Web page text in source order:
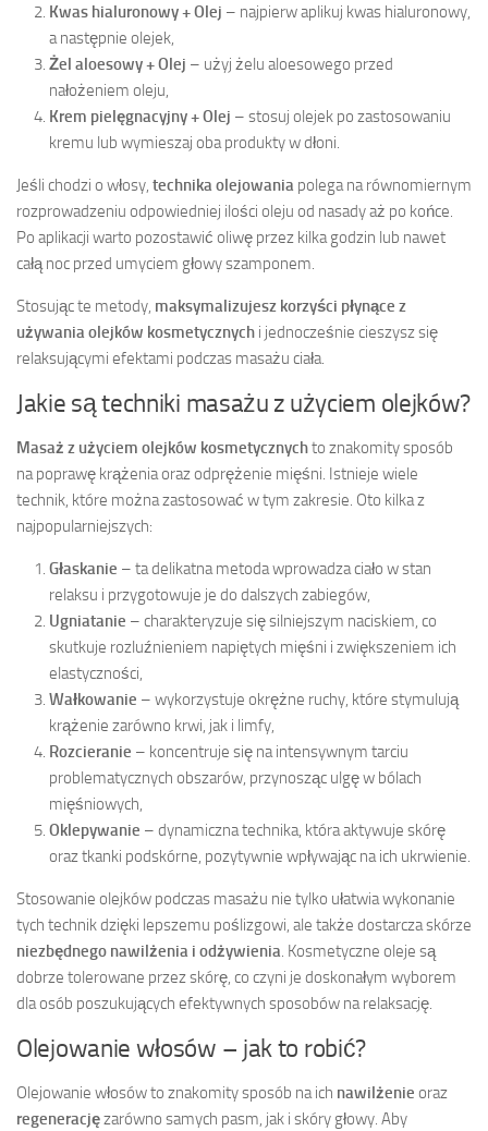
Kwas hialuronowy + Olej – najpierw aplikuj kwas hialuronowy,
a następnie olejek,
Żel aloesowy + Olej – użyj żelu aloesowego przed
nałożeniem oleju,
Krem pielęgnacyjny + Olej – stosuj olejek po zastosowaniu
kremu lub wymieszaj oba produkty w dłoni.
Jeśli chodzi o włosy, technika olejowania polega na równomiernym
rozprowadzeniu odpowiedniej ilości oleju od nasady aż po końce.
Po aplikacji warto pozostawić oliwę przez kilka godzin lub nawet
całą noc przed umyciem głowy szamponem.
Stosując te metody, maksymalizujesz korzyści płynące z
używania olejków kosmetycznych i jednocześnie cieszysz się
relaksującymi efektami podczas masażu ciała.
Jakie są techniki masażu z użyciem olejków?
Masaż z użyciem olejków kosmetycznychto znakomity sposób
na poprawę krążenia oraz odprężenie mięśni. Istnieje wiele
technik, które można zastosować w tym zakresie. Oto kilka z
najpopularniejszych:
Głaskanie – ta delikatna metoda wprowadza ciało w stan
relaksu i przygotowuje je do dalszych zabiegów,
Ugniatanie – charakteryzuje się silniejszym naciskiem, co
skutkuje rozluźnieniem napiętych mięśni i zwiększeniem ich
elastyczności,
Wałkowanie – wykorzystuje okrężne ruchy, które stymulują
krążenie zarówno krwi, jak i limfy,
Rozcieranie – koncentruje się na intensywnym tarciu
problematycznych obszarów, przynosząc ulgę w bólach
mięśniowych,
Oklepywanie – dynamiczna technika, która aktywuje skórę
oraz tkanki podskórne, pozytywnie wpływając na ich ukrwienie.
Stosowanie olejków podczas masażu nie tylko ułatwia wykonanie
tych technik dzięki lepszemu poślizgowi, ale także dostarcza skórze
niezbędnego nawilżenia i odżywienia. Kosmetyczne oleje są
dobrze tolerowane przez skórę, co czyni je doskonałym wyborem
dla osób poszukujących efektywnych sposobów na relaksację.
Olejowanie włosów – jak to robić?
Olejowanie włosów to znakomity sposób na ich nawilżenie oraz
regeneracjęzarówno samych pasm, jak i skóry głowy. Aby